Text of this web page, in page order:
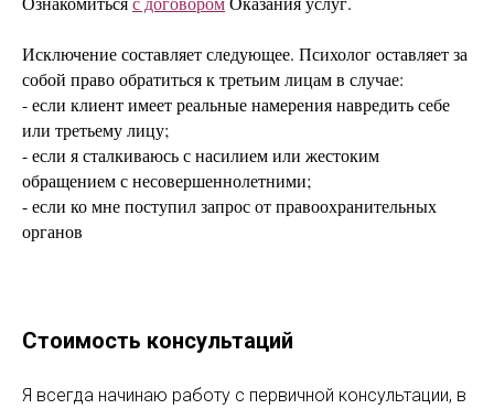
Исключение составляет следующее. Психолог оставляет за
собой право обратиться к третьим лицам в случае:
- если клиент имеет реальные намерения навредить себе
или третьему лицу;
- если я сталкиваюсь с насилием или жестоким
обращением с несовершеннолетними;
- если ко мне поступил запрос от правоохранительных
органов
Стоимость консультаций
Я всегда начинаю работу с первичной консультации, в